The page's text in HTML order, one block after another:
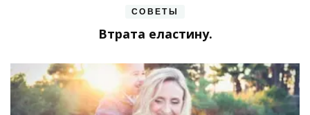
СОВЕТЫ
Втрата еластину.